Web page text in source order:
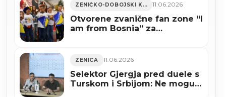
ZENIČKO-DOBOJSKI KANTON 11.06.2026
Otvorene zvanične fan zone “I
am from Bosnia” za
ZENICA 11.06.2026
Selektor Gjergja pred duele s
Turskom i Srbijom: Ne mogu